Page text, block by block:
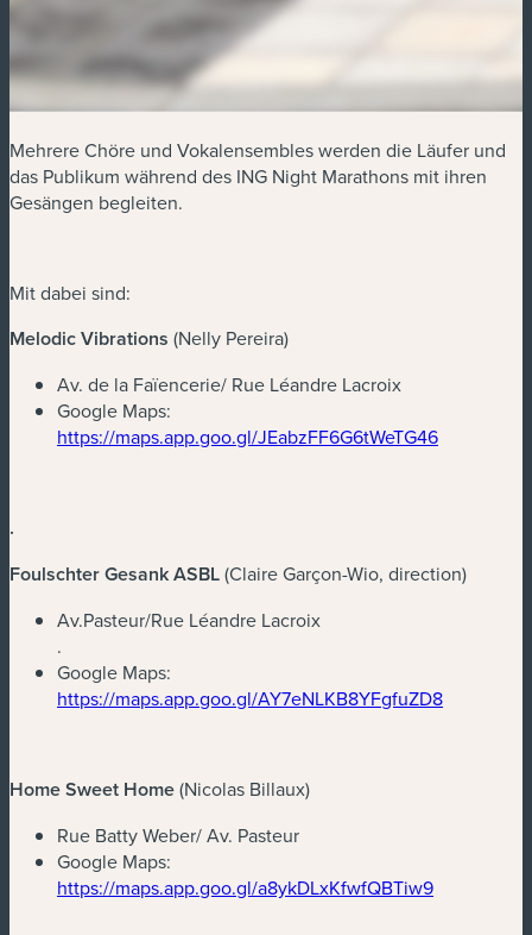
Mehrere Chöre und Vokalensembles werden die Läufer und
das Publikum während des ING Night Marathons mit ihren
Gesängen begleiten.
Mit dabei sind:
Melodic Vibrations (Nelly Pereira)
Av. de la Faïencerie/ Rue Léandre Lacroix
Google Maps:
https://maps.app.goo.gl/JEabzFF6G6tWeTG46(neues
.
Foulschter Gesank ASBL(Claire Garçon-Wio, direction)
Av.Pasteur/Rue Léandre Lacroix
.
Google Maps:
https://maps.app.goo.gl/AY7eNLKB8YFgfuZD8(neues
Home Sweet Home(Nicolas Billaux)
Rue Batty Weber/ Av. Pasteur
Google Maps:
https://maps.app.goo.gl/a8ykDLxKfwfQBTiw9(neues